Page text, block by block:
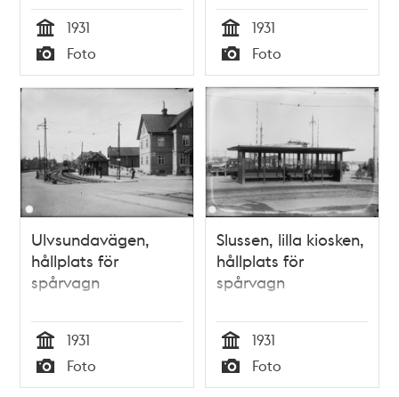
Tid
1931
Typ
Foto Tid
1931
Typ
Foto
Ulvsundavägen,
hållplats för
spårvagn
Tid
1931
Typ
Foto
Slussen, lilla kiosken,
hållplats för
spårvagn
Tid
1931
Typ
Foto